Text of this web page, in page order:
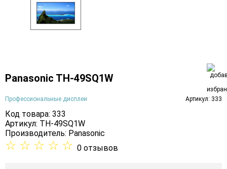
Panasonic TH-49SQ1W
Профессиональные дисплеи Артикул: 333
Код товара: 333
Артикул: TH-49SQ1W
Производитель: Panasonic
☆ ☆ ☆ ☆ ☆ 0 отзывов